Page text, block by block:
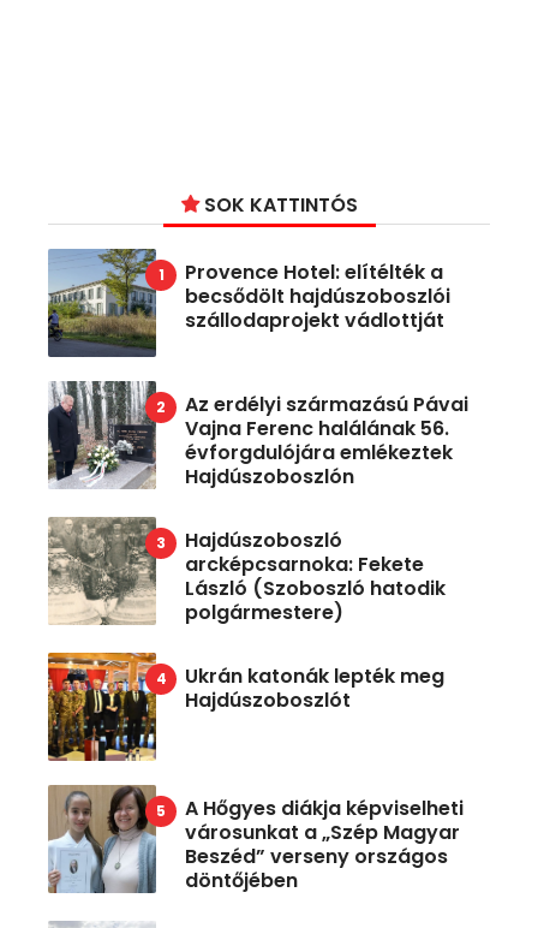
SOK KATTINTÓS
Provence Hotel: elítélték a
becsődölt hajdúszoboszlói
szállodaprojekt vádlottját
Az erdélyi származású Pávai
Vajna Ferenc halálának 56.
évforgdulójára emlékeztek
Hajdúszoboszlón
Hajdúszoboszló
arcképcsarnoka: Fekete
László (Szoboszló hatodik
polgármestere)
Ukrán katonák lepték meg
Hajdúszoboszlót
A Hőgyes diákja képviselheti
városunkat a „Szép Magyar
Beszéd” verseny országos
döntőjében